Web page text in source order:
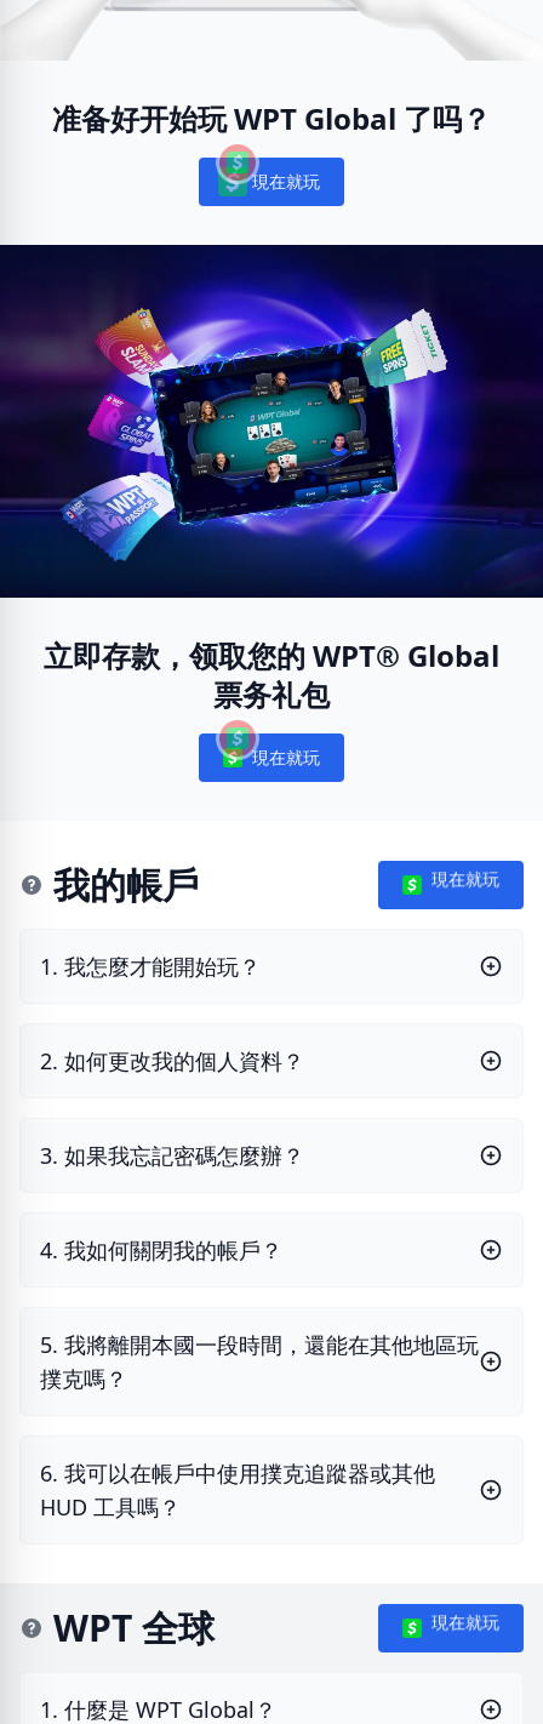
准备好开始玩 WPT Global 了吗？
Notifications
現在就玩
立即存款，领取您的 WPT® Global
票务礼包
Notifications
現在就玩
我的帳戶 現在就玩
1. 我怎麼才能開始玩？
2. 如何更改我的個人資料？
3. 如果我忘記密碼怎麼辦？
4. 我如何關閉我的帳戶？
5. 我將離開本國一段時間，還能在其他地區玩
撲克嗎？
6. 我可以在帳戶中使用撲克追蹤器或其他
HUD 工具嗎？
WPT 全球 現在就玩
1. 什麼是 WPT Global？